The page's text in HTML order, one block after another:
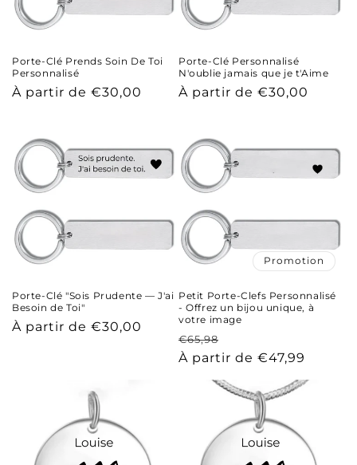
Porte-Clé Prends Soin De Toi
Personnalisé
Prix
À partir de €30,00
Porte-Clé Personnalisé
N'oublie jamais que je t'Aime
Prix
À partir de €30,00
Porte-Clé "Sois Prudente — J'ai
Besoin de Toi"
Prix
À partir de €30,00
Promotion
Petit Porte-Clefs Personnalisé
- Offrez un bijou unique, à
votre image
Prix
habituel
€65,98
promotionnel
À partir de €47,99